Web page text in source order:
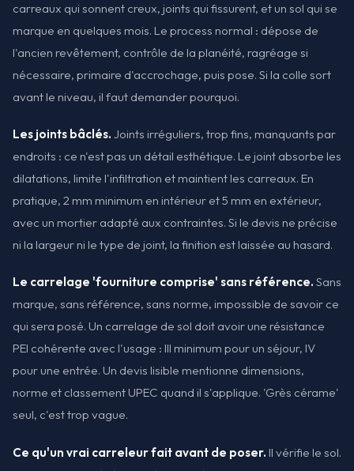
carreaux qui sonnent creux, joints qui fissurent, et un sol qui se
marque en quelques mois. Le process normal : dépose de
l'ancien revêtement, contrôle de la planéité, ragréage si
nécessaire, primaire d'accrochage, puis pose. Si la colle sort
avant le niveau, il faut demander pourquoi.
Les joints bâclés. Joints irréguliers, trop fins, manquants par
endroits : ce n'est pas un détail esthétique. Le joint absorbe les
dilatations, limite l'infiltration et maintient les carreaux. En
pratique, 2 mm minimum en intérieur et 5 mm en extérieur,
avec un mortier adapté aux contraintes. Si le devis ne précise
ni la largeur ni le type de joint, la finition est laissée au hasard.
Le carrelage 'fourniture comprise' sans référence. Sans
marque, sans référence, sans norme, impossible de savoir ce
qui sera posé. Un carrelage de sol doit avoir une résistance
PEI cohérente avec l'usage : III minimum pour un séjour, IV
pour une entrée. Un devis lisible mentionne dimensions,
norme et classement UPEC quand il s'applique. 'Grès cérame'
seul, c'est trop vague.
Ce qu'un vrai carreleur fait avant de poser. Il vérifie le sol.